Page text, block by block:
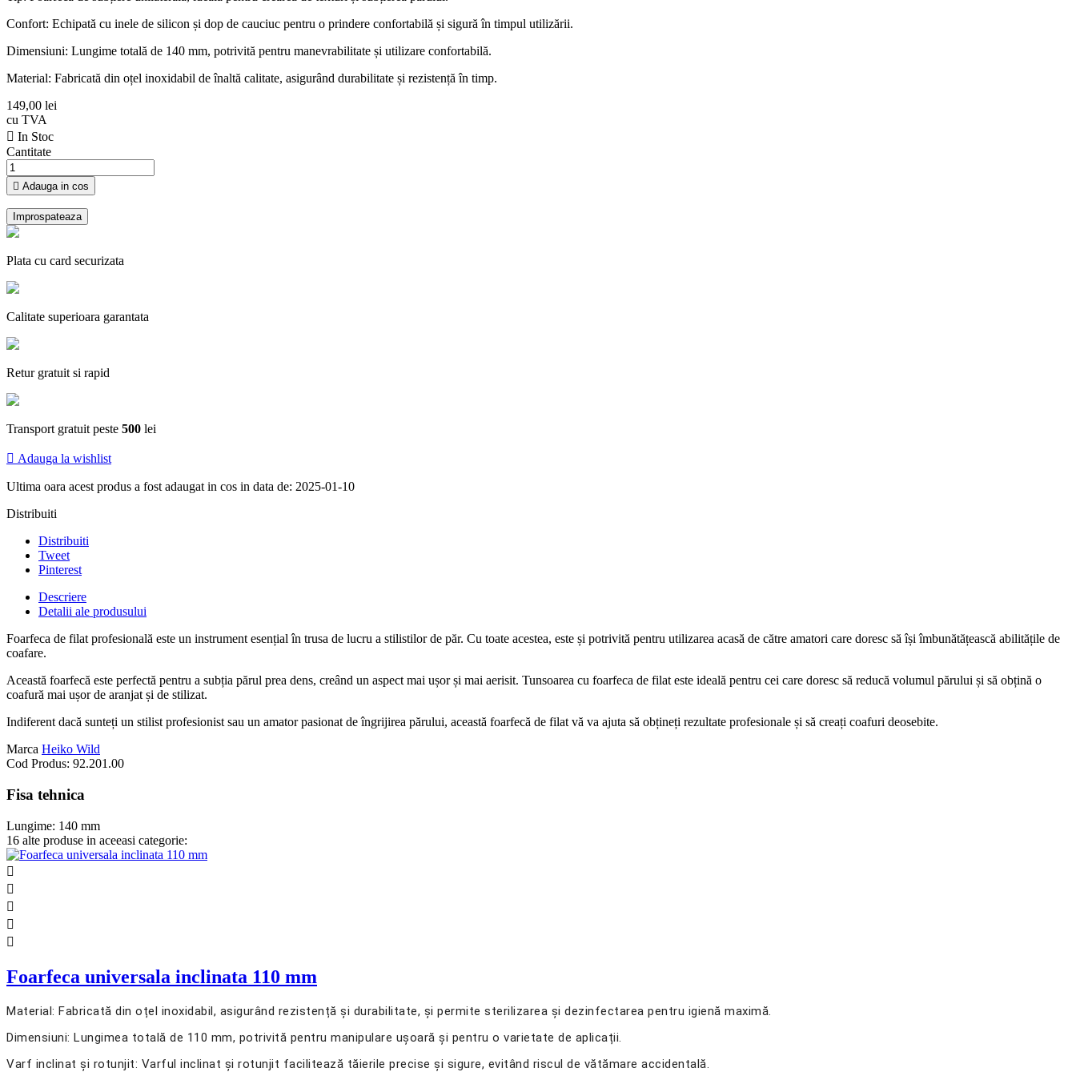
Confort: Echipată cu inele de silicon și dop de cauciuc pentru o prindere confortabilă și sigură în timpul utilizării.
Dimensiuni: Lungime totală de 140 mm, potrivită pentru manevrabilitate și utilizare confortabilă.
Material: Fabricată din oțel inoxidabil de înaltă calitate, asigurând durabilitate și rezistență în timp.
149,00 lei
cu TVA
 In Stoc
Cantitate
 Adauga in cos
Plata cu card securizata
Calitate superioara garantata
Retur gratuit si rapid
Transport gratuit peste 500 lei
 Adauga la wishlist
Ultima oara acest produs a fost adaugat in cos in data de: 2025-01-10
Distribuiti
Distribuiti
Tweet
Pinterest
Descriere
Detalii ale produsului
Foarfeca de filat profesională este un instrument esențial în trusa de lucru a stilistilor de păr. Cu toate acestea, este și potrivită pentru utilizarea acasă de către amatori care doresc să își îmbunătățească abilitățile de
coafare.
Această foarfecă este perfectă pentru a subția părul prea dens, creând un aspect mai ușor și mai aerisit. Tunsoarea cu foarfeca de filat este ideală pentru cei care doresc să reducă volumul părului și să obțină o
coafură mai ușor de aranjat și de stilizat.
Indiferent dacă sunteți un stilist profesionist sau un amator pasionat de îngrijirea părului, această foarfecă de filat vă va ajuta să obțineți rezultate profesionale și să creați coafuri deosebite.
Marca Heiko Wild
Cod Produs: 92.201.00
Fisa tehnica
Lungime: 140 mm
16 alte produse in aceeasi categorie:





Foarfeca universala inclinata 110 mm
Material: Fabricată din oțel inoxidabil, asigurând rezistență și durabilitate, și permite sterilizarea și dezinfectarea pentru igienă maximă.
Dimensiuni: Lungimea totală de 110 mm, potrivită pentru manipulare ușoară și pentru o varietate de aplicații.
Varf inclinat și rotunjit: Varful inclinat și rotunjit facilitează tăierile precise și sigure, evitând riscul de vătămare accidentală.